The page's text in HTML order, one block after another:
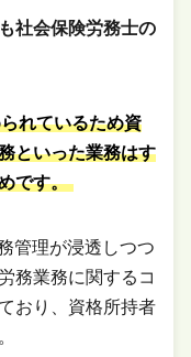
社会保険労務士の
れているため資
といった業務はす
です。
管理が浸透しつつ
務業務に関するコ
おり、資格所持者